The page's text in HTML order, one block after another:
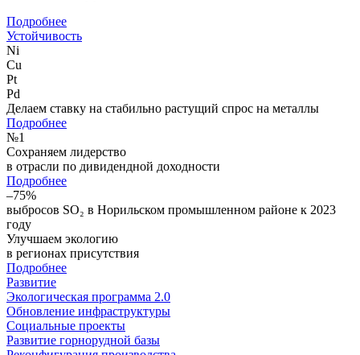
Подробнее
Устойчивость
Ni
Cu
Pt
Pd
Делаем ставку на стабильно растущий спрос на металлы
Подробнее
№1
Сохраняем лидерство
в отрасли по дивидендной доходности
Подробнее
–75%
выбросов SO₂ в Норильском промышленном районе к 2023
году
Улучшаем экологию
в регионах присутствия
Подробнее
Развитие
Экологическая программа 2.0
Обновление инфраструктуры
Социальные проекты
Развитие горнорудной базы